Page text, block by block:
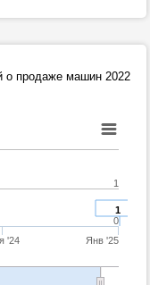
о продаже машин 2022
1
'24 Янв '25
0
1